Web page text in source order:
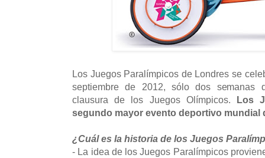
Los Juegos Paralímpicos de Londres se
septiembre de 2012, sólo dos semanas
clausura de los Juegos Olímpicos. Los
segundo mayor evento deportivo mundial
¿Cuál es la historia de los Juegos
- La idea de los Juegos Paralímpicos